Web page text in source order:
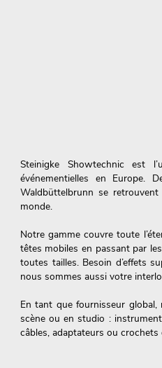
Steinigke Showtechnic est
événementielles en Europe.
Waldbüttelbrunn se
monde.
Notre gamme couvre toute
têtes mobiles en passant par
toutes tailles. Besoin d’effets
nous sommes aussi votre
En tant que fournisseur
scène ou en studio :
câbles, adaptateurs ou